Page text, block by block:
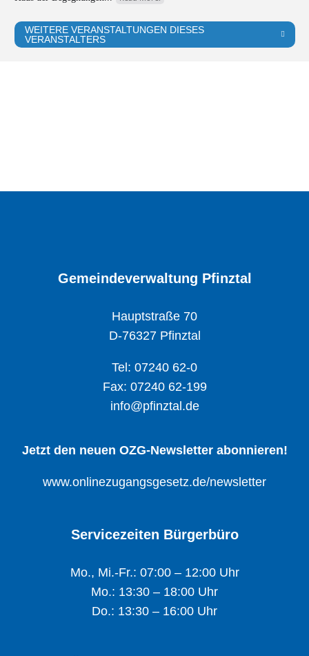
WEITERE VERANSTALTUNGEN DIESES
VERANSTALTERS
Gemeindeverwaltung Pfinztal
Hauptstraße 70
D-76327 Pfinztal
Tel: 07240 62-0
Fax: 07240 62-199
info@pfinztal.de
Jetzt den neuen OZG-Newsletter abonnieren!
www.onlinezugangsgesetz.de/newsletter
Servicezeiten Bürgerbüro
Mo., Mi.-Fr.: 07:00 – 12:00 Uhr
Mo.: 13:30 – 18:00 Uhr
Do.: 13:30 – 16:00 Uhr